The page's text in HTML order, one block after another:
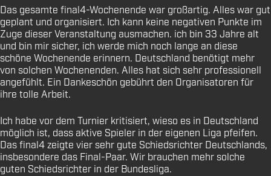
Das gesamte final4-Wochenende war großartig. Alles war gut
geplant und organisiert. Ich kann keine negativen Punkte im
Zuge dieser Veranstaltung ausmachen. ich bin 33 Jahre alt
und bin mir sicher, ich werde mich noch lange an diese
schöne Wochenende erinnern. Deutschland benötigt mehr
von solchen Wochenenden. Alles hat sich sehr professionell
angefühlt. Ein Dankeschön gebührt den Organisatoren für
ihre tolle Arbeit.
Ich habe vor dem Turnier kritisiert, wieso es in Deutschland
möglich ist, dass aktive Spieler in der eigenen Liga pfeifen.
Das final4 zeigte vier sehr gute Schiedsrichter Deutschlands,
insbesondere das Final-Paar. Wir brauchen mehr solche
guten Schiedsrichter in der Bundesliga.